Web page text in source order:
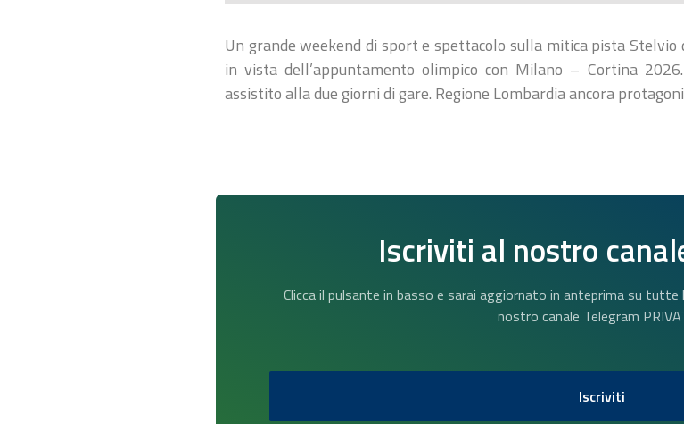
Un grande weekend di sport e spettacolo sulla mitica pista
in vista dell’appuntamento olimpico con Milano – Cortina
assistito alla due giorni di gare. Regione Lombardia ancora
Iscriviti al nostro
Clicca il pulsante in basso e sarai aggiornato in anteprima su
nostro canale Telegram
Iscriviti